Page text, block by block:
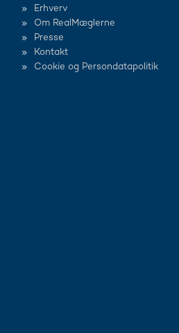
Erhverv
Om RealMæglerne
Presse
Kontakt
Cookie og Persondatapolitik